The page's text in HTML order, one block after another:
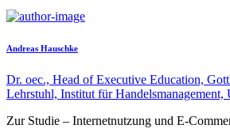
Andreas Hauschke
Dr. oec., Head of Executive Education,
Lehrstuhl, Institut für Handelsmanagement,
Zur Studie – Internetnutzung und E-